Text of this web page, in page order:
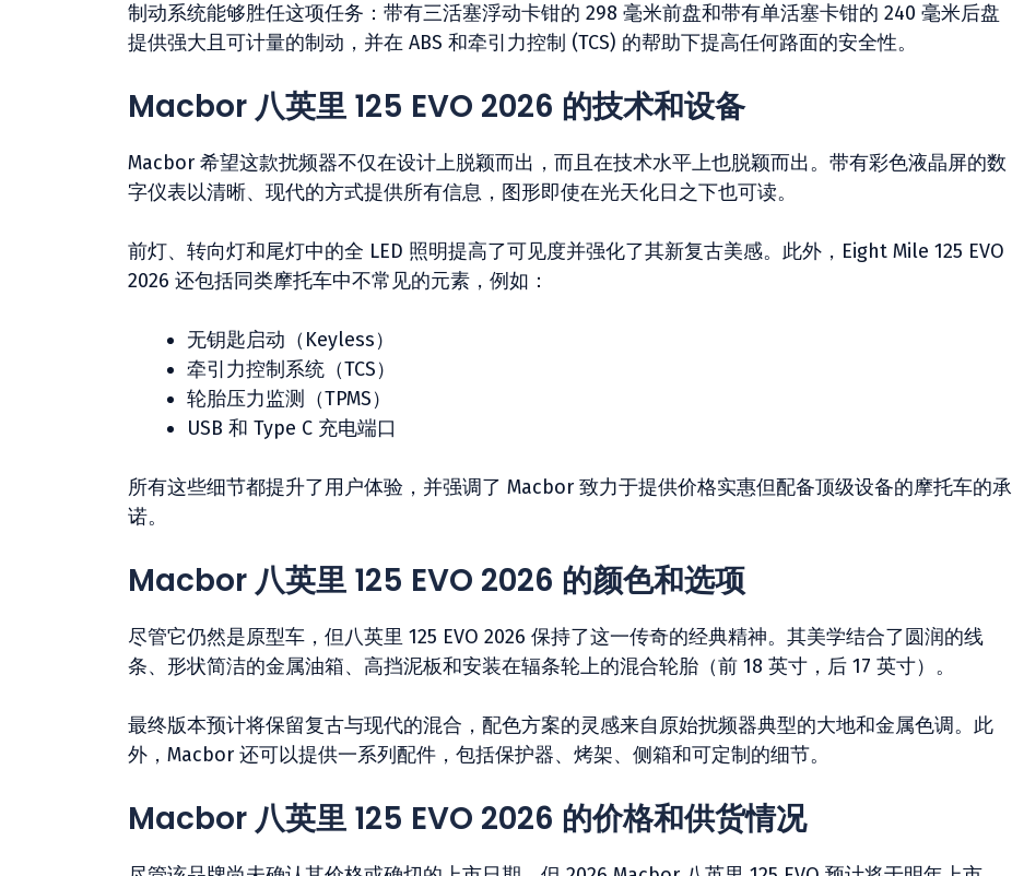
制动系统能够胜任这项任务：带有三活塞浮动卡钳的 298 毫米前盘和带有单活塞卡钳的 240 毫米后盘
提供强大且可计量的制动，并在 ABS 和牵引力控制 (TCS) 的帮助下提高任何路面的安全性。
Macbor 八英里 125 EVO 2026 的技术和设备
Macbor 希望这款扰频器不仅在设计上脱颖而出，而且在技术水平上也脱颖而出。带有彩色液晶屏的数
字仪表以清晰、现代的方式提供所有信息，图形即使在光天化日之下也可读。
前灯、转向灯和尾灯中的全 LED 照明提高了可见度并强化了其新复古美感。此外，Eight Mile 125 EVO
2026 还包括同类摩托车中不常见的元素，例如：
无钥匙启动（Keyless）
牵引力控制系统（TCS）
轮胎压力监测（TPMS）
USB 和 Type C 充电端口
所有这些细节都提升了用户体验，并强调了 Macbor 致力于提供价格实惠但配备顶级设备的摩托车的承
诺。
Macbor 八英里 125 EVO 2026 的颜色和选项
尽管它仍然是原型车，但八英里 125 EVO 2026 保持了这一传奇的经典精神。其美学结合了圆润的线
条、形状简洁的金属油箱、高挡泥板和安装在辐条轮上的混合轮胎（前 18 英寸，后 17 英寸）。
最终版本预计将保留复古与现代的混合，配色方案的灵感来自原始扰频器典型的大地和金属色调。此
外，Macbor 还可以提供一系列配件，包括保护器、烤架、侧箱和可定制的细节。
Macbor 八英里 125 EVO 2026 的价格和供货情况